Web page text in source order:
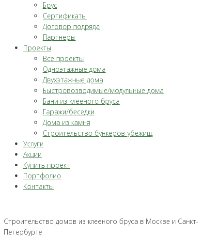
Брус
Сертификаты
Договор подряда
Партнеры
Проекты
Все проекты
Одноэтажные дома
Двухэтажные дома
Быстровозводимые/модульные дома
Бани из клееного бруса
Гаражи/беседки
Дома из камня
Строительство бункеров-убежищ
Услуги
Акции
Купить проект
Портфолио
Контакты
Строительство домов из клееного бруса в Москве и Санкт-
Петербурге